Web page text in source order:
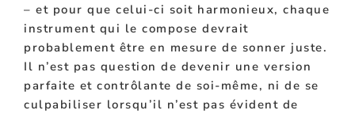
– et pour que celui-ci soit harmonieux, chaque
instrument qui le compose devrait
probablement être en mesure de sonner juste.
Il n’est pas question de devenir une version
parfaite et contrôlante de soi-même, ni de se
culpabiliser lorsqu’il n’est pas évident de